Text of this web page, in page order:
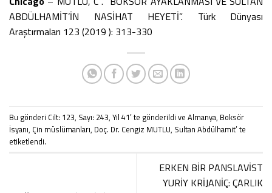
ABDÜLHAMİT’İN NASİHAT HEYETİ”. Türk Dünyası
Araştırmaları 123 (2019 ): 313-330
Bu gönderi Cilt: 123, Sayı: 243, Yıl 41’ te gönderildi ve Almanya, Boksör
İsyanı, Çin müslümanları, Doç. Dr. Cengiz MUTLU, Sultan Abdülhamit’ te
etiketlendi.
ERKEN BİR PANSLAVİST
YURİY KRİJANİÇ: ÇARLIK